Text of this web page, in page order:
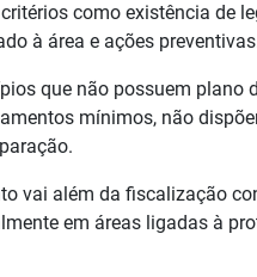
como existência de
à área e ações
que não possuem plano
mínimos, não
vai além da fiscalização
em áreas ligadas à